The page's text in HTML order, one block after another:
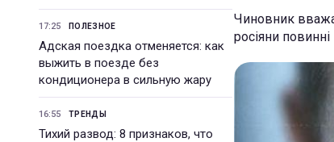
17:25 ПОЛЕЗНОЕ
Адская поездка отменяется: как
выжить в поезде без
кондиционера в сильную жару
16:55 ТРЕНДЫ
Тихий развод: 8 признаков, что
Чиновник
росіяни